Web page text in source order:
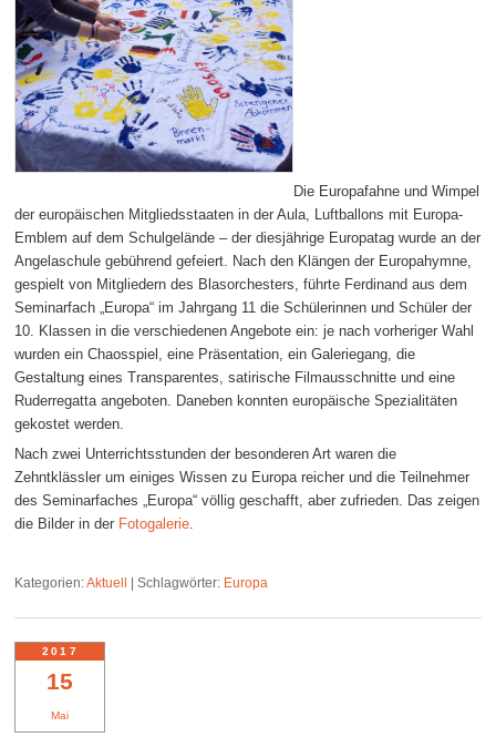
Die Europafahne und Wimpel
der europäischen Mitgliedsstaaten in der Aula, Luftballons mit Europa-
Emblem auf dem Schulgelände – der diesjährige Europatag wurde an der
Angelaschule gebührend gefeiert. Nach den Klängen der Europahymne,
gespielt von Mitgliedern des Blasorchesters, führte Ferdinand aus dem
Seminarfach „Europa“ im Jahrgang 11 die Schülerinnen und Schüler der
10. Klassen in die verschiedenen Angebote ein: je nach vorheriger Wahl
wurden ein Chaosspiel, eine Präsentation, ein Galeriegang, die
Gestaltung eines Transparentes, satirische Filmausschnitte und eine
Ruderregatta angeboten. Daneben konnten europäische Spezialitäten
gekostet werden.
Nach zwei Unterrichtsstunden der besonderen Art waren die
Zehntklässler um einiges Wissen zu Europa reicher und die Teilnehmer
des Seminarfaches „Europa“ völlig geschafft, aber zufrieden. Das zeigen
die Bilder in der Fotogalerie.
Kategorien:Aktuell |Schlagwörter: Europa
15
Mai
2017